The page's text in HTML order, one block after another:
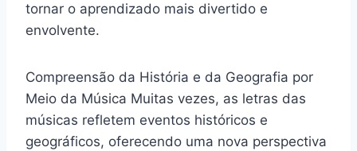
tornar o aprendizado mais divertido e
envolvente.
Compreensão da História e da Geografia por
Meio da Música Muitas vezes, as letras das
músicas refletem eventos históricos e
geográficos, oferecendo uma nova perspectiva